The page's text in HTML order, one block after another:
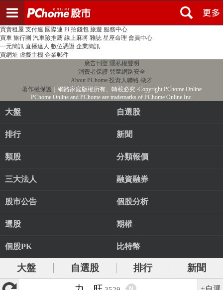
PChome首頁 線上購物 24h購物 書店
買賣租屋 支付連 國際連 Pi 拍錢包 旅遊 服務中心
買車 旅行團 汽車險推薦 線上麻將 雜誌 星座命理 會員中心
一元簡訊 直播達人 數位憑證 企業簡訊
買網址 虛擬主機 企業郵件
廣告刊登 隱私權聲明
消費者保護 兒童網路安全
About PChome 投資人聯絡 徵才
著作權保護 ｜網路家庭版權所有、轉載必究‧Copyright PChome Online
PChome Online and PChome are trademarks of PChome Online Inc.
大盤 自選股
排行 新聞
類股 分類報價
三大法人 融資融券
股市公告 個股分析
選股 期權
個股PK 比特幣
大盤 自選股 排行
新聞
N